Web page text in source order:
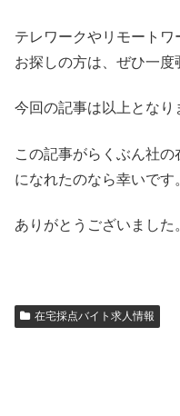
テレワークやリモート
お探しの方は、ぜひ一度
今回の記事は以上となり
この記事がらくぶん社
になれたのなら幸いです
ありがとうございました
在宅採点バイト求人情報